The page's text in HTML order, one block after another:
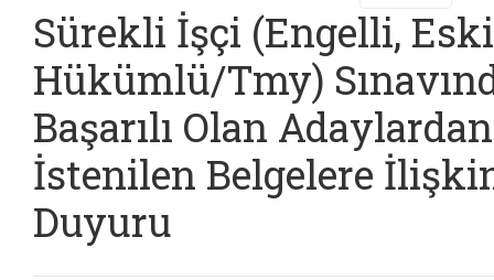
Sürekli İşçi (Engelli, Eski
Hükümlü/Tmy)
Başarılı Olan Adaylardan
İstenilen Belgelere
Duyuru